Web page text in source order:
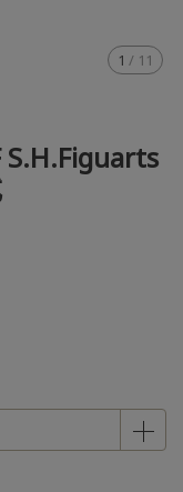
1 / 11
S.H.Figuarts